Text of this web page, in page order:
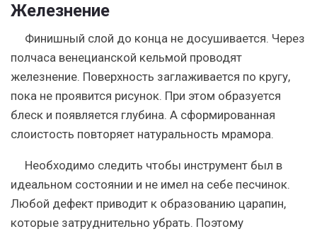
Железнение
Финишный слой до конца не досушивается. Через
полчаса венецианской кельмой проводят
железнение. Поверхность заглаживается по кругу,
пока не проявится рисунок. При этом образуется
блеск и появляется глубина. А сформированная
слоистость повторяет натуральность мрамора.
Необходимо следить чтобы инструмент был в
идеальном состоянии и не имел на себе песчинок.
Любой дефект приводит к образованию царапин,
которые затруднительно убрать. Поэтому